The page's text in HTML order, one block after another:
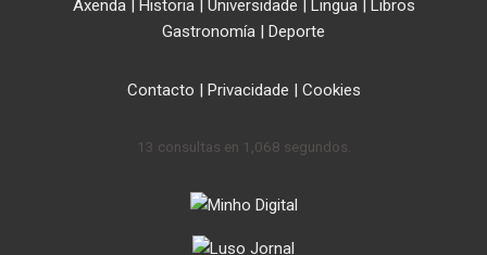
Axenda| Historia| Universidade | Lingua| Libros
Gastronomía | Deporte
Contacto | Privacidade | Cookies
13 consultas en 1,068 segundos.